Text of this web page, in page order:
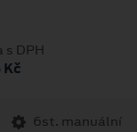
s DPH
6st. manuální